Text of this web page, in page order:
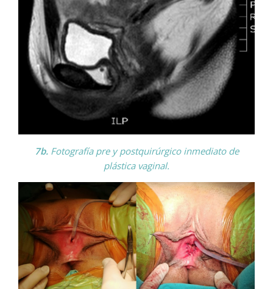
7b.Fotografía pre y postquirúrgico inmediato de
plástica vaginal.